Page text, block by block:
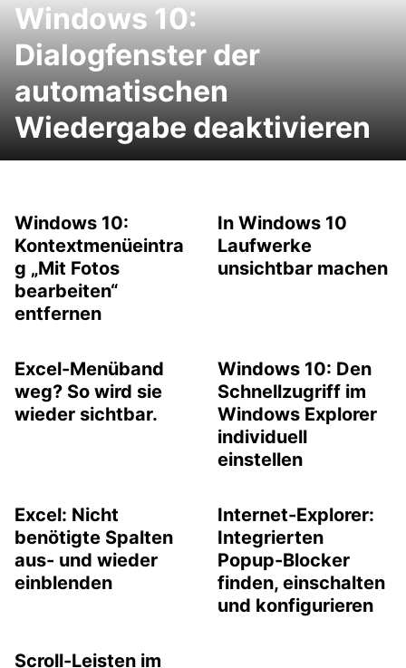
Windows 10:
Dialogfenster der
automatischen
Wiedergabe deaktivieren
Windows 10:
Kontextmenüeintra
g „Mit Fotos
bearbeiten“
entfernen
In Windows 10
Laufwerke
unsichtbar machen
Excel-Menüband
weg? So wird sie
wieder sichtbar.
Windows 10: Den
Schnellzugriff im
Windows Explorer
individuell
einstellen
Excel: Nicht
benötigte Spalten
aus- und wieder
einblenden
Internet-Explorer:
Integrierten
Popup-Blocker
finden, einschalten
und konfigurieren
Scroll-Leisten im